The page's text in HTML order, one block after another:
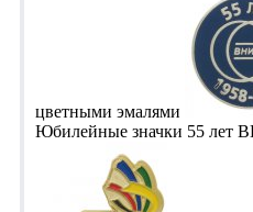
цветными эмалями
Юбилейные значки 55